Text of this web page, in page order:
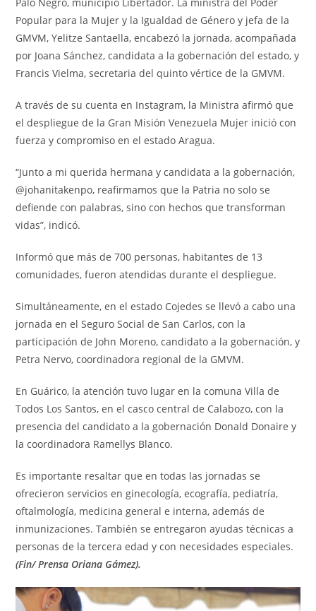
Popular para la Mujer y la Igualdad de Género y jefa de la
GMVM, Yelitze Santaella, encabezó la jornada, acompañada
por Joana Sánchez, candidata a la gobernación del estado, y
Francis Vielma, secretaria del quinto vértice de la GMVM.
A través de su cuenta en Instagram, la Ministra afirmó que
el despliegue de la Gran Misión Venezuela Mujer inició con
fuerza y compromiso en el estado Aragua.
“Junto a mi querida hermana y candidata a la gobernación,
@johanitakenpo, reafirmamos que la Patria no solo se
defiende con palabras, sino con hechos que transforman
vidas”, indicó.
Informó que más de 700 personas, habitantes de 13
comunidades, fueron atendidas durante el despliegue.
Simultáneamente, en el estado Cojedes se llevó a cabo una
jornada en el Seguro Social de San Carlos, con la
participación de John Moreno, candidato a la gobernación, y
Petra Nervo, coordinadora regional de la GMVM.
En Guárico, la atención tuvo lugar en la comuna Villa de
Todos Los Santos, en el casco central de Calabozo, con la
presencia del candidato a la gobernación Donald Donaire y
la coordinadora Ramellys Blanco.
Es importante resaltar que en todas las jornadas se
ofrecieron servicios en ginecología, ecografía, pediatría,
oftalmología, medicina general e interna, además de
inmunizaciones. También se entregaron ayudas técnicas a
personas de la tercera edad y con necesidades especiales.
(Fin/ Prensa Oriana Gámez).